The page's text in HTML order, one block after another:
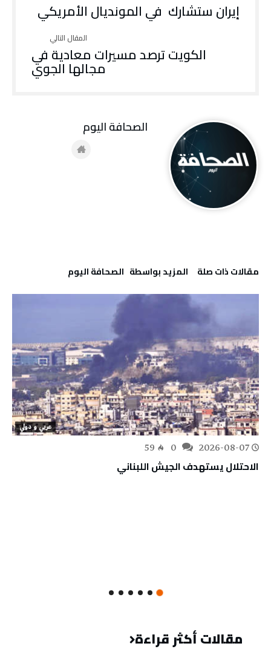
إيران ستشارك في المونديال الأمريكي
الكويت ترصد مسيرات معادية في
مجالها الجوي
‫مقالات ذات صلة‬ ‫‫المزيد بواسطة‬ ‬ ‭ ‬الصحافة‭ ‬اليوم
عربي و دولي
2026-08-07
59
الاحتلال يستهدف الجيش اللبناني
مقالات أكثر قراءة